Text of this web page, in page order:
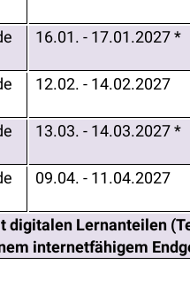
16.01. - 17.01.2027 *
12.02. - 14.02.2027
13.03. - 14.03.2027 *
09.04. - 11.04.2027
digitalen Lernanteilen
internetfähigem